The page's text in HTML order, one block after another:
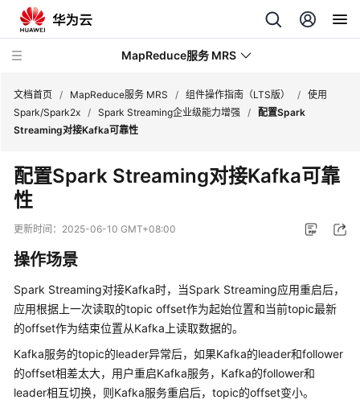
MapReduce服务 MRS
新
动
态
服
务
公
告
产
介
绍
文档首页 / MapReduce服务 MRS / 组件操作指南（LTS版） / 使用
Spark/Spark2x / Spark Streaming企业级能力增强 /
配置Spark
Streaming对接Kafka可靠性
配置Spark Streaming对接Kafka可靠
性
更新时间： 2025-06-10 GMT+08:00
操作场景
Spark Streaming对接Kafka时，当Spark Streaming应用重启后，
应用根据上一次读取的topic offset作为起始位置和当前topic最新
的offset作为结束位置从Kafka上读取数据的。
Kafka服务的topic的leader异常后，如果Kafka的leader和follower
的offset相差太大，用户重启Kafka服务，Kafka的follower和
leader相互切换，则Kafka服务重启后，topic的offset变小。